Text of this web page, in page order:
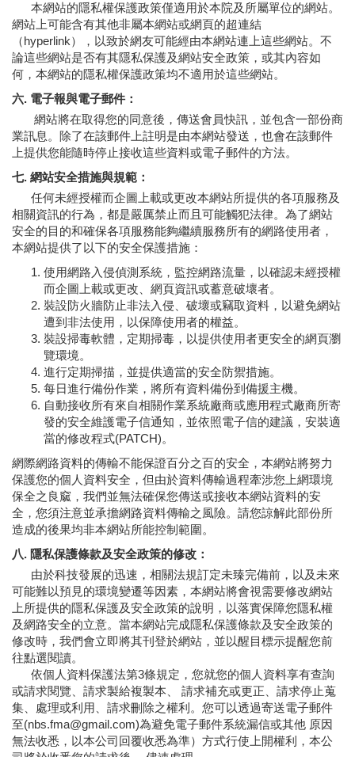
本網站的隱私權保護政策僅適用於本院及所屬單位的網站。
網站上可能含有其他非屬本網站或網頁的超連結
（hyperlink），以致於網友可能經由本網站連上這些網站。不
論這些網站是否有其隱私保護及網站安全政策，或其內容如
何，本網站的隱私權保護政策均不適用於這些網站。
六. 電子報與電子郵件：
網站將在取得您的同意後，傳送會員快訊，並包含一部份商
業訊息。除了在該郵件上註明是由本網站發送，也會在該郵件
上提供您能隨時停止接收這些資料或電子郵件的方法。
七. 網站安全措施與規範：
任何未經授權而企圖上載或更改本網站所提供的各項服務及
相關資訊的行為，都是嚴厲禁止而且可能觸犯法律。為了網站
安全的目的和確保各項服務能夠繼續服務所有的網路使用者，
本網站提供了以下的安全保護措施：
使用網路入侵偵測系統，監控網路流量，以確認未經授權
而企圖上載或更改、網頁資訊或蓄意破壞者。
裝設防火牆防止非法入侵、破壞或竊取資料，以避免網站
遭到非法使用，以保障使用者的權益。
裝設掃毒軟體，定期掃毒，以提供使用者更安全的網頁瀏
覽環境。
進行定期掃描，並提供適當的安全防禦措施。
每日進行備份作業，將所有資料備份到備援主機。
自動接收所有來自相關作業系統廠商或應用程式廠商所寄
發的安全維護電子信通知，並依照電子信的建議，安裝適
當的修改程式(PATCH)。
網際網路資料的傳輸不能保證百分之百的安全，本網站將努力
保護您的個人資料安全，但由於資料傳輸過程牽涉您上網環境
保全之良窳，我們並無法確保您傳送或接收本網站資料的安
全，您須注意並承擔網路資料傳輸之風險。請您諒解此部份所
造成的後果均非本網站所能控制範圍。
八. 隱私保護條款及安全政策的修改：
由於科技發展的迅速，相關法規訂定未臻完備前，以及未來
可能難以預見的環境變遷等因素，本網站將會視需要修改網站
上所提供的隱私保護及安全政策的說明，以落實保障您隱私權
及網路安全的立意。當本網站完成隱私保護條款及安全政策的
修改時，我們會立即將其刊登於網站，並以醒目標示提醒您前
往點選閱讀。
依個人資料保護法第3條規定，您就您的個人資料享有查詢
或請求閱覽、請求製給複製本、 請求補充或更正、請求停止蒐
集、處理或利用、請求刪除之權利。您可以透過寄送電子郵件
至(nbs.fma@gmail.com)為避免電子郵件系統漏信或其他 原因
無法收悉，以本公司回覆收悉為準）方式行使上開權利，本公